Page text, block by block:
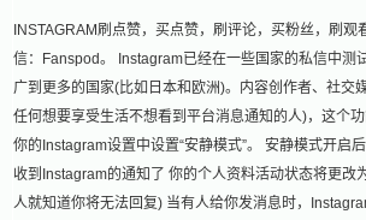
INSTAGRAM刷点赞，买点赞，刷评论，买粉丝，刷观
信：Fanspod。 Instagram已经在一些国家的私信中测
广到更多的国家(比如日本和欧洲)。内容创作者、社交
任何想要享受生活不想看到平台消息通知的人)，这个
你的Instagram设置中设置“安静模式”。 安静模式开启
收到Instagram的通知了 你的个人资料活动状态将更改
人就知道你将无法回复) 当有人给你发消息时，